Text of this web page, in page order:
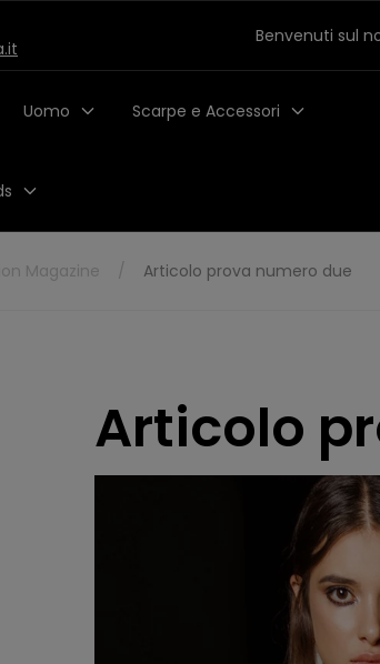
Benvenuti sul
Uomo Scarpe e Accessori
Magazine / Articolo prova numero due
Articolo